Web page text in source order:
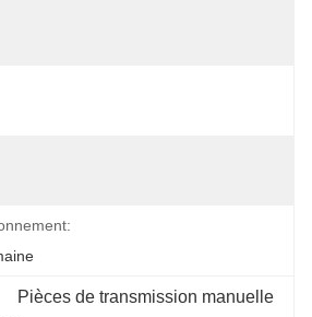
Pièces de transmission manuelle